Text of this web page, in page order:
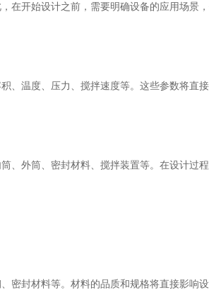
开始设计之前，需要明确设备的应用场景，
温度、压力、搅拌速度等。这些参数将直接
外筒、密封材料、搅拌装置等。在设计过程
封材料等。材料的品质和规格将直接影响设